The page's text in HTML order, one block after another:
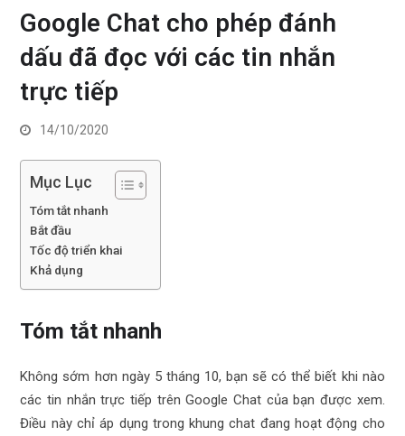
Google Chat cho phép đánh
dấu đã đọc với các tin nhắn
trực tiếp
14/10/2020
Mục Lục
Tóm tắt nhanh
Bắt đầu
Tốc độ triển khai
Khả dụng
Tóm tắt nhanh
Không sớm hơn ngày 5 tháng 10, bạn sẽ có thể biết khi nào
các tin nhắn trực tiếp trên Google Chat của bạn được xem.
Điều này chỉ áp dụng trong khung chat đang hoạt động cho